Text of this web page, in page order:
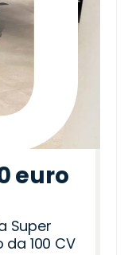
euro
Super
100 CV